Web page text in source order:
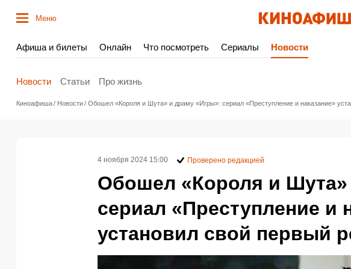
Меню
Афиша и билеты Онлайн Что посмотреть Сериалы Новости
Новости Статьи Про жизнь
Киноафиша Новости Обошел «Короля и Шута» и драму «Игры»: сериал «Преступление и наказание»
Обошел «Короля и
сериал «Преступление и
установил свой первый
4 ноября 2024 15:00 Проверено редакцией